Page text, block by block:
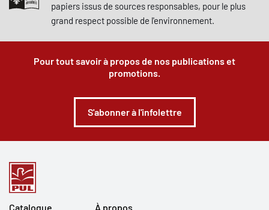
papiers issus de sources responsables, pour le plus
grand respect possible de l'environnement.
Pour tout savoir à propos de nos publications et
promotions.
S'abonner à l'infolettre
Catalogue À propos